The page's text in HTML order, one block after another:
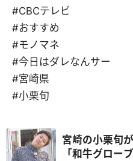
#CBCテレビ
#おすすめ
#モノマネ
#今日はダレなんサー
#宮崎県
#小栗旬
宮崎の小栗旬
「和牛グロー